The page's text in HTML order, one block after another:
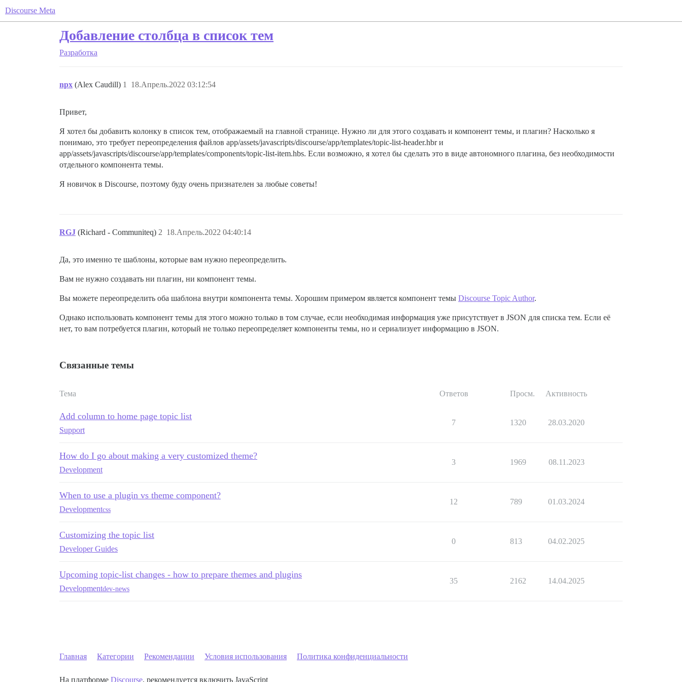
Discourse Meta
Добавление столбца в список тем
Разработка
npx (Alex Caudill) 18.Апрель.2022 03:12:54
1
Привет,
Я хотел бы добавить колонку в список тем, отображаемый на главной странице. Нужно ли для этого создавать и компонент темы, и плагин? Насколько я
понимаю, это требует переопределения файлов app/assets/javascripts/discourse/app/templates/topic-list-header.hbr и
app/assets/javascripts/discourse/app/templates/components/topic-list-item.hbs. Если возможно, я хотел бы сделать это в виде автономного плагина, без необходимости
отдельного компонента темы.
Я новичок в Discourse, поэтому буду очень признателен за любые советы!
RGJ (Richard - Communiteq) 18.Апрель.2022 04:40:14
2
Да, это именно те шаблоны, которые вам нужно переопределить.
Вам не нужно создавать ни плагин, ни компонент темы.
Вы можете переопределить оба шаблона внутри компонента темы. Хорошим примером является компонент темы Discourse Topic Author.
Однако использовать компонент темы для этого можно только в том случае, если необходимая информация уже присутствует в JSON для списка тем. Если её
нет, то вам потребуется плагин, который не только переопределяет компоненты темы, но и сериализует информацию в JSON.
Связанные темы
Тема Ответов Просм. Активность
Add column to home page topic list
Support
7 1320 28.03.2020
How do I go about making a very customized theme?
Development
3 1969 08.11.2023
When to use a plugin vs theme component?
Developmentcss
12 789 01.03.2024
Customizing the topic list
Developer Guides
0 813 04.02.2025
Upcoming topic-list changes - how to prepare themes and plugins
Developmentdev-news
35 2162 14.04.2025
Главная Категории Рекомендации Условия использования Политика конфиденциальности
На платформе Discourse, рекомендуется включить JavaScript